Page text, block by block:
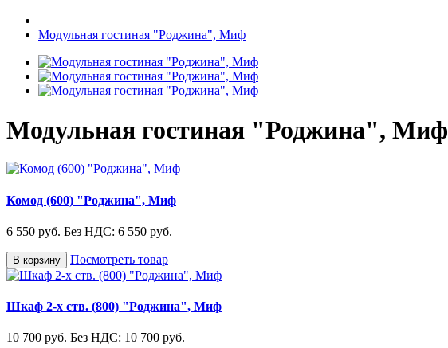
Модульная гостиная "Роджина", Миф
Модульная гостиная "Роджина", Миф
Комод (600) "Роджина", Миф
6 550 руб. Без НДС: 6 550 руб.
В корзину Посмотреть товар
Шкаф 2-х ств. (800) "Роджина", Миф
10 700 руб. Без НДС: 10 700 руб.